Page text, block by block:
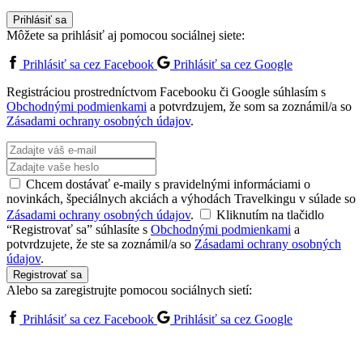
Prihlásiť sa
Môžete sa prihlásiť aj pomocou sociálnej siete:
Prihlásiť sa cez Facebook
Prihlásiť sa cez Google
Registráciou prostredníctvom Facebooku či Google súhlasím s
Obchodnými podmienkami a potvrdzujem, že som sa zoznámil/a so
Zásadami ochrany osobných údajov.
Chcem dostávať e-maily s pravidelnými informáciami o
novinkách, špeciálnych akciách a výhodách Travelkingu v súlade so
Zásadami ochrany osobných údajov.
Kliknutím na tlačidlo
“Registrovať sa” súhlasíte s Obchodnými podmienkami a
potvrdzujete, že ste sa zoznámil/a so Zásadami ochrany osobných
údajov.
Registrovať sa
Alebo sa zaregistrujte pomocou sociálnych sietí:
Prihlásiť sa cez Facebook
Prihlásiť sa cez Google